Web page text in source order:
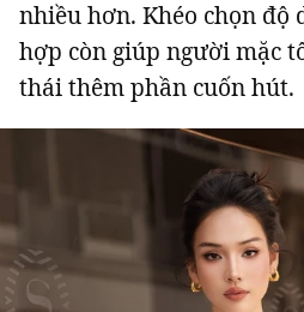
nhiều hơn. Khéo chọn độ
hợp còn giúp người mặc
thái thêm phần cuốn hút.